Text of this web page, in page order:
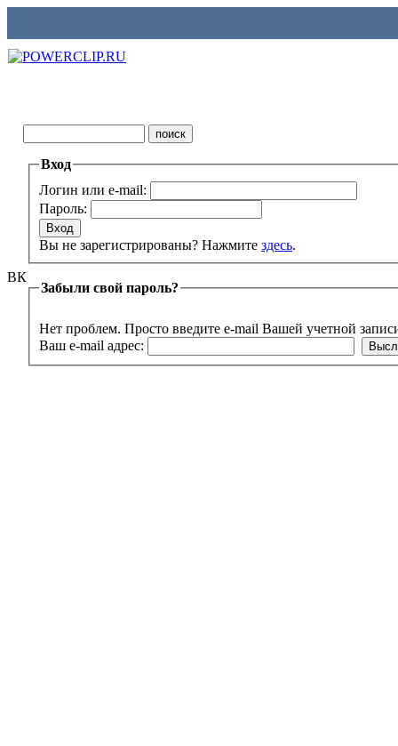
ВК
Вход
Логин или e-mail:
Пароль:
Вы не зарегистрированы? Нажмите здесь.
Забыли свой пароль?
Нет проблем. Просто введите e-mail Вашей учетной
Ваш e-mail адрес: